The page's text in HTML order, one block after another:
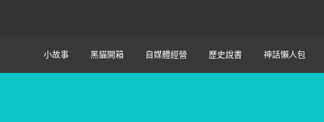
小故事 黑貓開箱 自媒體經營 歷史說書 神話懶人包